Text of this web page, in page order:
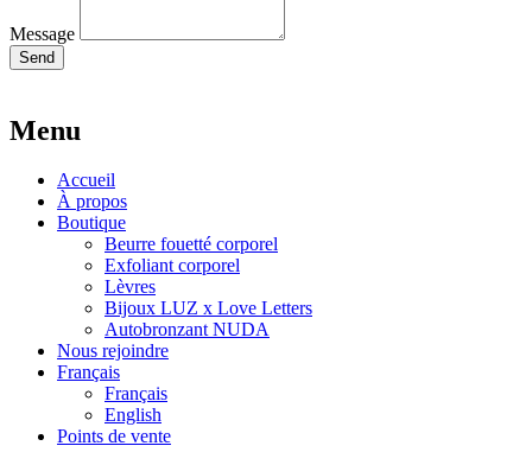
Message
Send
Menu
Accueil
À propos
Boutique
Beurre fouetté corporel
Exfoliant corporel
Lèvres
Bijoux LUZ x Love Letters
Autobronzant NUDA
Nous rejoindre
Français
Français
English
Points de vente